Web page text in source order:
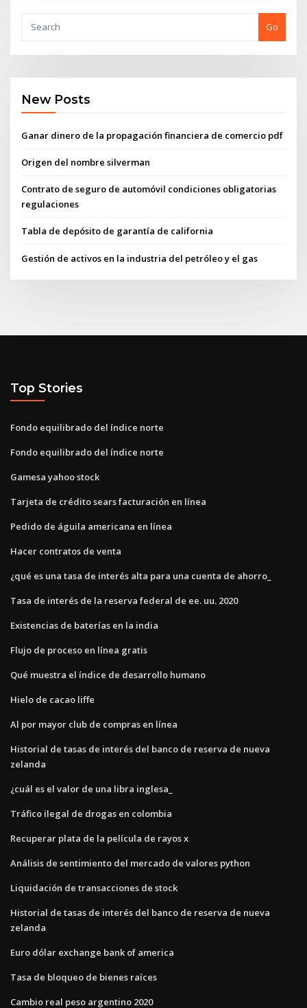
Go
New Posts
Ganar dinero de la propagación financiera de comercio pdf
Origen del nombre silverman
Contrato de seguro de automóvil condiciones obligatorias
regulaciones
Tabla de depósito de garantía de california
Gestión de activos en la industria del petróleo y el gas
Top Stories
Fondo equilibrado del índice norte
Fondo equilibrado del índice norte
Gamesa yahoo stock
Tarjeta de crédito sears facturación en línea
Pedido de águila americana en línea
Hacer contratos de venta
¿qué es una tasa de interés alta para una cuenta de ahorro_
Tasa de interés de la reserva federal de ee. uu. 2020
Existencias de baterías en la india
Flujo de proceso en línea gratis
Qué muestra el índice de desarrollo humano
Hielo de cacao liffe
Al por mayor club de compras en línea
Historial de tasas de interés del banco de reserva de nueva
zelanda
¿cuál es el valor de una libra inglesa_
Tráfico ilegal de drogas en colombia
Recuperar plata de la película de rayos x
Análisis de sentimiento del mercado de valores python
Liquidación de transacciones de stock
Historial de tasas de interés del banco de reserva de nueva
zelanda
Euro dólar exchange bank of america
Tasa de bloqueo de bienes raíces
Cambio real peso argentino 2020